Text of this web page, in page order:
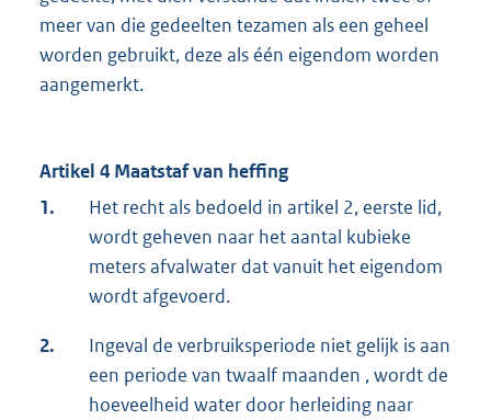
meer van die gedeelten tezamen als een geheel
worden gebruikt, deze als één eigendom worden
aangemerkt.
Artikel 4 Maatstaf van heffing
1.
Het recht als bedoeld in artikel 2, eerste lid,
wordt geheven naar het aantal kubieke
meters afvalwater dat vanuit het eigendom
wordt afgevoerd.
2.
Ingeval de verbruiksperiode niet gelijk is aan
een periode van twaalf maanden , wordt de
hoeveelheid water door herleiding naar